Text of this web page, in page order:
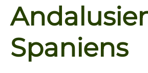
Spaniens